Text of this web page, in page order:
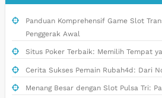
Panduan Komprehensif Game Slot
Penggerak Awal
Situs Poker Terbaik: Memilih Tempat
Cerita Sukses Pemain Rubah4d: Dari
Menang Besar dengan Slot Pulsa Tri: